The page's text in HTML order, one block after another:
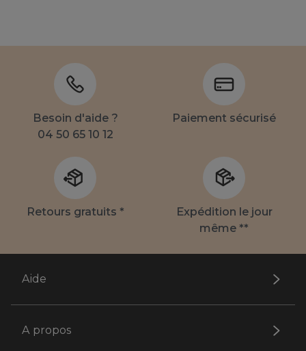
Besoin d'aide ?
04 50 65 10 12
Paiement sécurisé
Retours gratuits *
Expédition le jour
même **
Aide
A propos